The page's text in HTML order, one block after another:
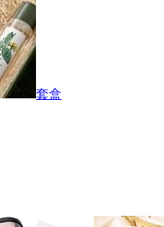
套盒